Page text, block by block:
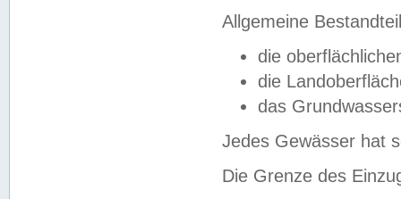
Allgemeine
die
die
das
Jedes Gewässer hat
Die Grenze des